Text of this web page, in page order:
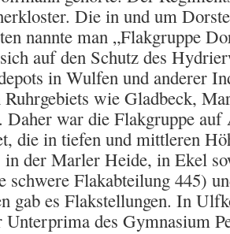
Die in und um
nannte man „Flakgruppe
auf den Schutz des
in Wulfen und anderer
wie Gladbeck,
Daher war die Flakgruppe auf
die in tiefen und mittleren
der Marler Heide, in Ekel
schwere Flakabteilung 445)
gab es Flakstellungen. In
Unterprima des Gymnasium